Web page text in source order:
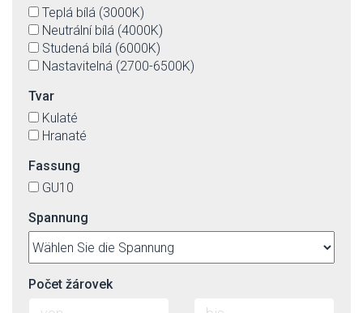
Teplá bílá (3000K)
Neutrální bílá (4000K)
Studená bílá (6000K)
Nastavitelná (2700-6500K)
Tvar
Kulaté
Hranaté
Fassung
GU10
Spannung
Počet žárovek